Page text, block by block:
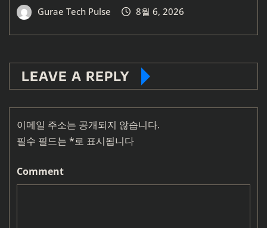
Gurae Tech Pulse 8월 6, 2026
LEAVE A REPLY
이메일 주소는 공개되지 않습니다.
필수 필드는 *로 표시됩니다
Comment